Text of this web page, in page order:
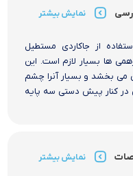
نمایش بیشتر
از جاکاردی مستطیل
ها بسیار لازم است. این
می بخشد و بسیار آنرا چشم
در کنار پیش دستی سه پایه
نمایش بیشتر